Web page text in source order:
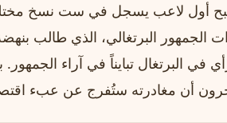
أهداف، ليصبح أول لاعب يسجل في ست
الجمهور البرتغالي، الذي طالب
البرتغال تبايناً في آراء الجمهور.
آخرون أن مغادرته ستُفرج عن عبء